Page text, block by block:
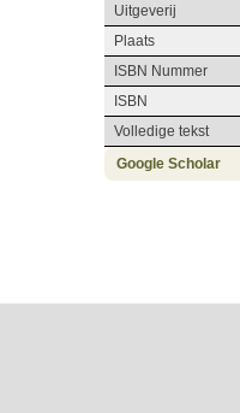
Uitgeverij
Plaats
ISBN Nummer
ISBN
Volledige tekst
Google Scholar